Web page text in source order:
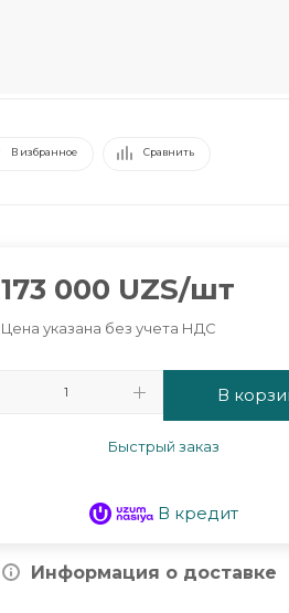
В избранное Сравнить
173 000 UZS/шт
Цена указана без учета НДС
В
Быстрый заказ
В кредит
Информация о доставке